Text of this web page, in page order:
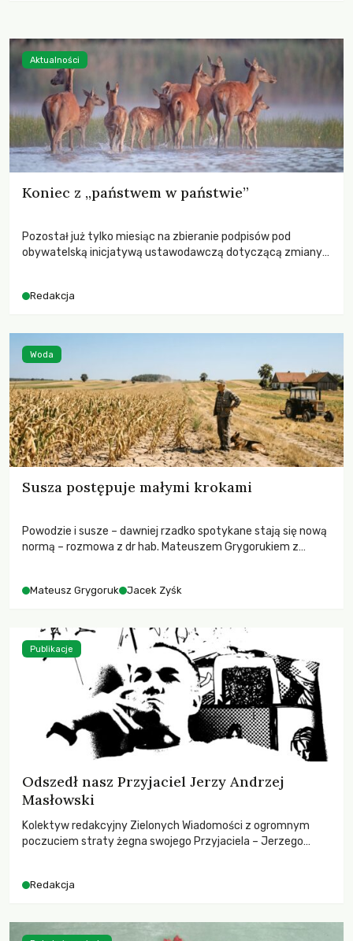
Koniec z „państwem w państwie”
Pozostał już tylko miesiąc na zbieranie podpisów pod
obywatelską inicjatywą ustawodawczą dotyczącą zmiany
niezwykle korzystne rozwiązania dla przyrody i zwierząt,
funkcjonowania łowiectwa w Polsce.
Redakcja
Aktualności
Susza postępuje małymi krokami
Powodzie i susze – dawniej rzadko spotykane stają się nową
normą – rozmowa z dr hab. Mateuszem Grygorukiem z
Mateusz Grygoruk Jacek Zyśk
Woda
Odszedł nasz Przyjaciel Jerzy Andrzej
Masłowski
Kolektyw redakcyjny Zielonych Wiadomości z ogromnym
poczuciem straty żegna swojego Przyjaciela – Jerzego
Redakcja
Publikacje